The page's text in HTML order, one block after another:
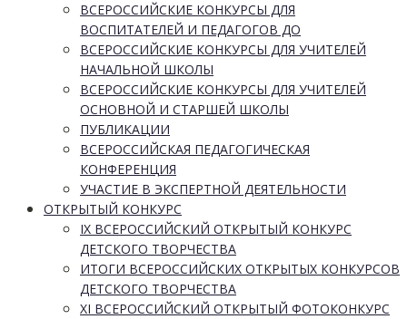
ВСЕРОССИЙСКИЕ КОНКУРСЫ ДЛЯ
ВОСПИТАТЕЛЕЙ И ПЕДАГОГОВ ДО
ВСЕРОССИЙСКИЕ КОНКУРСЫ ДЛЯ УЧИТЕЛЕЙ
НАЧАЛЬНОЙ ШКОЛЫ
ВСЕРОССИЙСКИЕ КОНКУРСЫ ДЛЯ УЧИТЕЛЕЙ
ОСНОВНОЙ И СТАРШЕЙ ШКОЛЫ
ПУБЛИКАЦИИ
ВСЕРОССИЙСКАЯ ПЕДАГОГИЧЕСКАЯ
КОНФЕРЕНЦИЯ
УЧАСТИЕ В ЭКСПЕРТНОЙ ДЕЯТЕЛЬНОСТИ
ОТКРЫТЫЙ КОНКУРС
IX ВСЕРОССИЙСКИЙ ОТКРЫТЫЙ КОНКУРС
ДЕТСКОГО ТВОРЧЕСТВА
ИТОГИ ВСЕРОССИЙСКИХ ОТКРЫТЫХ КОНКУРСОВ
ДЕТСКОГО ТВОРЧЕСТВА
XI ВСЕРОССИЙСКИЙ ОТКРЫТЫЙ ФОТОКОНКУРС